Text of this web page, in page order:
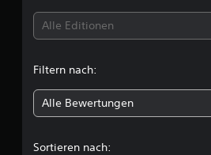
Alle Editionen
Filtern nach:
Alle Bewertungen
Sortieren nach: